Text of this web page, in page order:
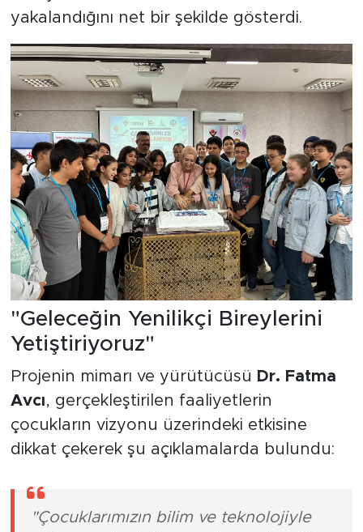
yakalandığını net bir şekilde gösterdi.
"Geleceğin Yenilikçi Bireylerini
Yetiştiriyoruz"
Projenin mimarı ve yürütücüsü Dr. Fatma
Avcı, gerçekleştirilen faaliyetlerin
çocukların vizyonu üzerindeki etkisine
dikkat çekerek şu açıklamalarda bulundu:
"Çocuklarımızın bilim ve teknolojiyle